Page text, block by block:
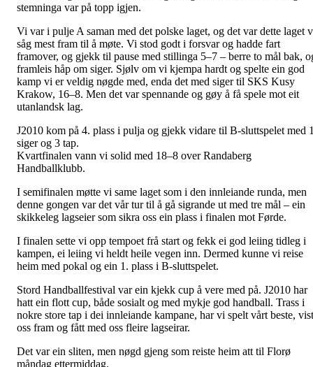
stemninga var på topp igjen.
Vi var i pulje A saman med det polske laget, og det var dette laget
såg mest fram til å møte. Vi stod godt i forsvar og hadde fart
framover, og gjekk til pause med stillinga 5–7 – berre to mål bak,
framleis håp om siger. Sjølv om vi kjempa hardt og spelte ein god
kamp vi er veldig nøgde med, enda det med siger til SKS Kusy
Krakow, 16–8. Men det var spennande og gøy å få spele mot eit
utanlandsk lag.
J2010 kom på 4. plass i pulja og gjekk vidare til B-sluttspelet med
siger og 3 tap.
Kvartfinalen vann vi solid med 18–8 over Randaberg
Handballklubb.
I semifinalen møtte vi same laget som i den innleiande runda, men
denne gongen var det vår tur til å gå sigrande ut med tre mål – ein
skikkeleg lagseier som sikra oss ein plass i finalen mot Førde.
I finalen sette vi opp tempoet frå start og fekk ei god leiing tidleg i
kampen, ei leiing vi heldt heile vegen inn. Dermed kunne vi reise
heim med pokal og ein 1. plass i B-sluttspelet.
Stord Handballfestival var ein kjekk cup å vere med på. J2010 har
hatt ein flott cup, både sosialt og med mykje god handball. Trass i
nokre store tap i dei innleiande kampane, har vi spelt vårt beste, vist
oss fram og fått med oss fleire lagseirar.
Det var ein sliten, men nøgd gjeng som reiste heim att til Florø
måndag ettermiddag.